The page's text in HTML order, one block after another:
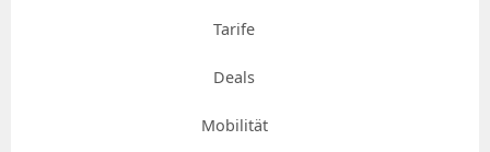
Tarife
Deals
Mobilität